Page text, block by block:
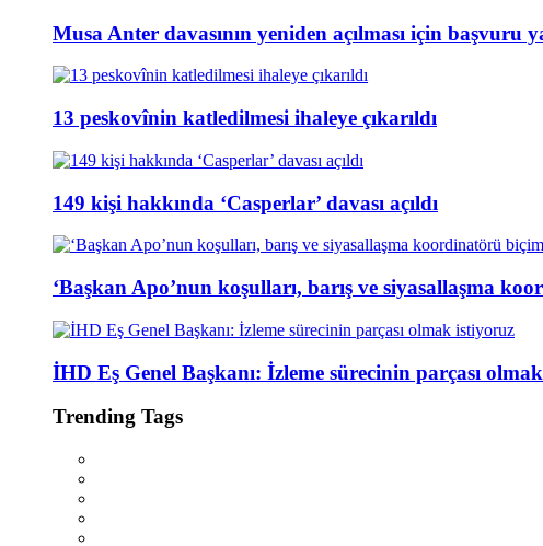
Musa Anter davasının yeniden açılması için başvuru
13 peskovînin katledilmesi ihaleye çıkarıldı
149 kişi hakkında ‘Casperlar’ davası açıldı
‘Başkan Apo’nun koşulları, barış ve siyasallaşma
İHD Eş Genel Başkanı: İzleme sürecinin parçası
Trending Tags